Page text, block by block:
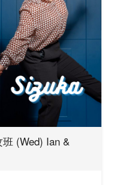
班 (Wed) Ian &